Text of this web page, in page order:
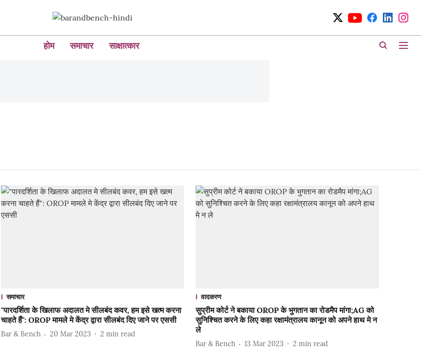
होम समाचार साक्षात्कार
समाचार
"पारदर्शिता के खिलाफ अदालत मे सीलबंद कवर, हम इसे खत्म करना
चाहते हैं": OROP मामले मे केंद्र द्वारा सीलबंद दिए जाने पर एससी
Bar & Bench 20 Mar 2023 2 min read
वादकरण
सुप्रीम कोर्ट ने बकाया OROP के भुगतान का रोडमैप मांगा;AG को
सुनिश्चित करने के लिए कहा रक्षामंत्रालय कानून को अपने हाथ मे न
ले
Bar & Bench 13 Mar 2023 2 min read